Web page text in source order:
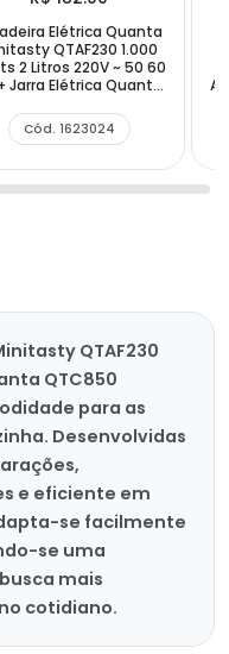
Elétrica Quanta
QTAF230 1.000
2 Litros 220V ~ 50 60
Jarra Elétrica Quanta
Cód. 1623024
QTAF230
QTC850
para as
Desenvolvidas
e eficiente em
se facilmente
se uma
mais
cotidiano.